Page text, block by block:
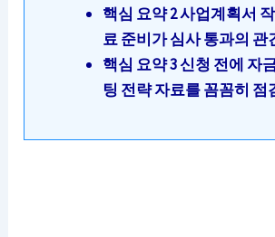
핵심 요약 2 사업계획서
료 준비가 심사 통과의 관
핵심 요약 3 신청 전에 자
팅 전략 자료를 꼼꼼히 점